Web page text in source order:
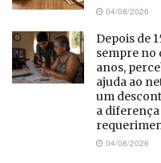
04/08/2026
Depois de
sempre no
anos,
ajuda ao
um
a
04/08/2026